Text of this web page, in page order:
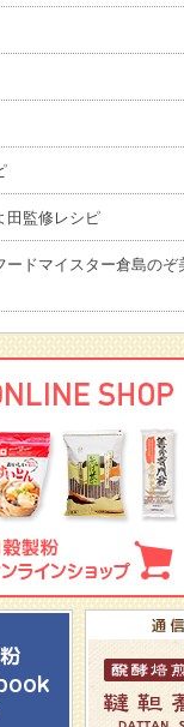
田監修レシピ
ードマイスター倉島のぞ